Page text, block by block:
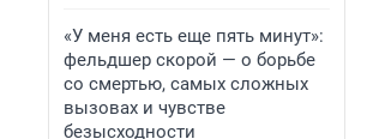
«У меня есть еще пять минут»:
фельдшер скорой — о борьбе
со смертью, самых сложных
вызовах и чувстве
безысходности